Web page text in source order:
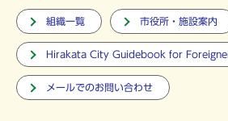
組織一覧 市役所・施設案内
Hirakata City Guidebook for
メールでのお問い合わせ